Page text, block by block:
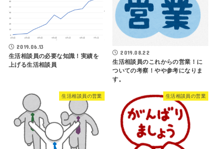
2019.06.13
生活相談員の必要な知識！実績を
上げる生活相談員
2019.08.22
生活相談員のこれからの営業！に
ついての考察！やや参考になりま
す。
生活相談員の営業 生活相談員の営業